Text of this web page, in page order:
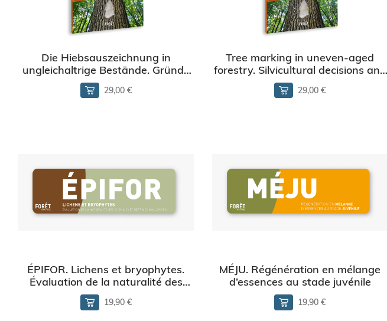
Die Hiebsauszeichnung in
ungleichaltrige Bestände. Gründe
für waldbauliche Entscheidungen
29,00 €
Tree marking in uneven-aged
forestry. Silvicultural decisions and
related concepts
29,00 €
ÉPIFOR. Lichens et bryophytes.
Évaluation de la naturalité des
chênaies et hêtraies wallonnes.
19,90 €
MÉJU. Régénération en mélange
d’essences au stade juvénile
19,90 €